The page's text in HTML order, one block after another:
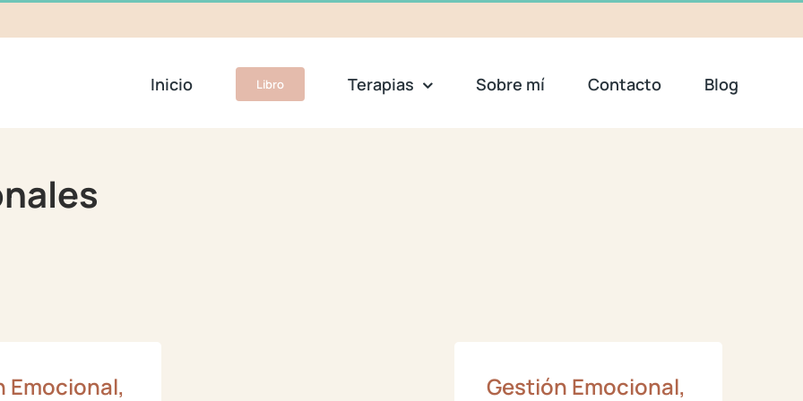
Inicio Libro Terapias Sobre mí Contacto Blog
Emocional,
Gestión Emocional,